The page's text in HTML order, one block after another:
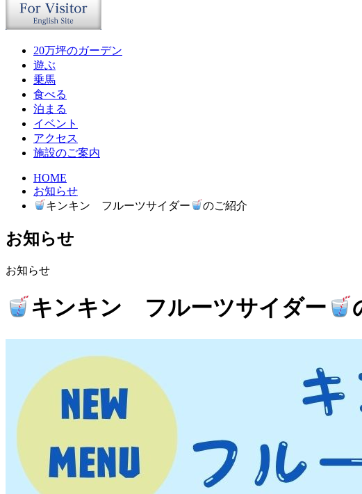
20万坪のガーデン
遊ぶ
乗馬
食べる
泊まる
イベント
アクセス
施設のご案内
HOME
お知らせ
キンキン フルーツサイダー
のご紹介
お知らせ
お知らせ
キンキン フルーツサイダー